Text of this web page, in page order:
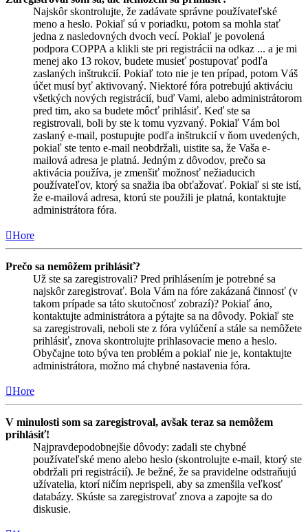
Najskôr skontrolujte, že zadávate správne používateľské
meno a heslo. Pokiaľ sú v poriadku, potom sa mohla stať
jedna z nasledovných dvoch vecí. Pokiaľ je povolená
podpora COPPA a klikli ste pri registrácii na odkaz ... a je mi
menej ako 13 rokov, budete musieť postupovať podľa
zaslaných inštrukcií. Pokiaľ toto nie je ten prípad, potom Váš
účet musí byť aktivovaný. Niektoré fóra potrebujú aktiváciu
všetkých nových registrácií, buď Vami, alebo administrátorom
pred tim, ako sa budete môcť prihlásiť. Keď ste sa
registrovali, boli by ste k tomu vyzvaný. Pokiaľ Vám bol
zaslaný e-mail, postupujte podľa inštrukcií v ňom uvedených,
pokiaľ ste tento e-mail neobdržali, uistite sa, že Vaša e-
mailová adresa je platná. Jedným z dôvodov, prečo sa
aktivácia používa, je zmenšiť možnosť nežiaducich
používateľov, ktorý sa snažia iba obťažovať. Pokiaľ si ste istí,
že e-mailová adresa, ktorú ste použili je platná, kontaktujte
administrátora fóra.
Hore
Prečo sa nemôžem prihlásiť?
Už ste sa zaregistrovali? Pred prihlásením je potrebné sa
najskôr zaregistrovať. Bola Vám na fóre zakázaná činnosť (v
takom prípade sa táto skutočnosť zobrazí)? Pokiaľ áno,
kontaktujte administrátora a pýtajte sa na dôvody. Pokiaľ ste
sa zaregistrovali, neboli ste z fóra vylúčení a stále sa nemôžete
prihlásiť, znova skontrolujte prihlasovacie meno a heslo.
Obyčajne toto býva ten problém a pokiaľ nie je, kontaktujte
administrátora, možno má chybné nastavenia fóra.
Hore
V minulosti som sa zaregistroval, avšak teraz sa nemôžem
prihlásiť!
Najpravdepodobnejšie dôvody: zadali ste chybné
používateľské meno alebo heslo (skontrolujte e-mail, ktorý ste
obdržali pri registrácií). Je bežné, že sa pravidelne odstraňujú
užívatelia, ktorí ničím neprispeli, aby sa zmenšila veľkosť
databázy. Skúste sa zaregistrovať znova a zapojte sa do
diskusie.